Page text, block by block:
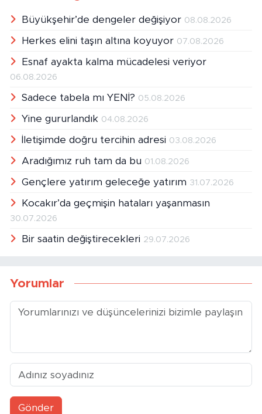
Büyükşehir’de dengeler değişiyor 08.08.2026
Herkes elini taşın altına koyuyor 07.08.2026
Esnaf ayakta kalma mücadelesi veriyor
06.08.2026
Sadece tabela mı YENİ? 05.08.2026
Yine gururlandık 04.08.2026
İletişimde doğru tercihin adresi 03.08.2026
Aradığımız ruh tam da bu 01.08.2026
Gençlere yatırım geleceğe yatırım 31.07.2026
Kocakır’da geçmişin hataları yaşanmasın
30.07.2026
Bir saatin değiştirecekleri 29.07.2026
Yorumlar
Gönder